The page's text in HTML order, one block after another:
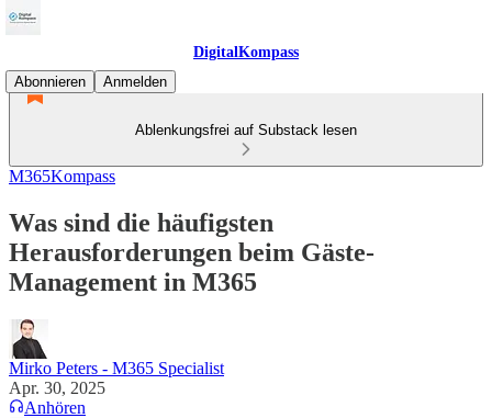
DigitalKompass
Abonnieren
Anmelden
Ablenkungsfrei auf Substack lesen
M365Kompass
Was sind die häufigsten
Herausforderungen beim Gäste-
Management in M365
Mirko Peters - M365 Specialist
Apr. 30, 2025
Anhören